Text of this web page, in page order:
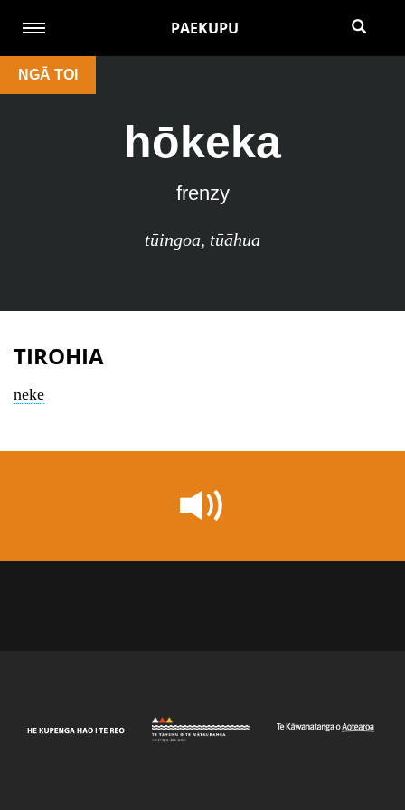
PAEKUPU
NGĀ TOI
hōkeka
frenzy
tūingoa, tūāhua
TIROHIA
neke